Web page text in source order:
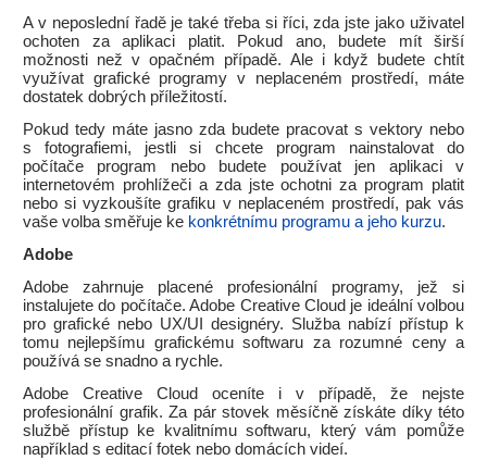
A v neposlední řadě je také třeba si říci, zda jste jako uživatel
ochoten za aplikaci platit. Pokud ano, budete mít širší
možnosti než v opačném případě. Ale i když budete chtít
využívat grafické programy v neplaceném prostředí, máte
dostatek dobrých příležitostí.
Pokud tedy máte jasno zda budete pracovat s vektory nebo
s fotografiemi, jestli si chcete program nainstalovat do
počítače program nebo budete používat jen aplikaci v
internetovém prohlížeči a zda jste ochotni za program platit
nebo si vyzkoušíte grafiku v neplaceném prostředí, pak vás
vaše volba směřuje ke konkrétnímu programu a jeho kurzu.
Adobe
Adobe zahrnuje placené profesionální programy, jež si
instalujete do počítače. Adobe Creative Cloud je ideální volbou
pro grafické nebo UX/UI designéry. Služba nabízí přístup k
tomu nejlepšímu grafickému softwaru za rozumné ceny a
používá se snadno a rychle.
Adobe Creative Cloud oceníte i v případě, že nejste
profesionální grafik. Za pár stovek měsíčně získáte díky této
službě přístup ke kvalitnímu softwaru, který vám pomůže
například s editací fotek nebo domácích videí.